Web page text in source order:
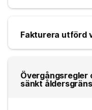
Övergångsregler
sänkt